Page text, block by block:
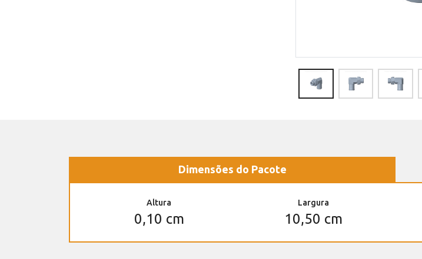
Dimensões do Pacote
Altura
0,10 cm
Largura
10,50 cm